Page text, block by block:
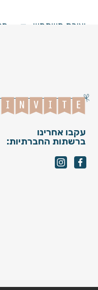
יצירת משתמש
]
עקבו אחרינו
ברשתות החברתיות: